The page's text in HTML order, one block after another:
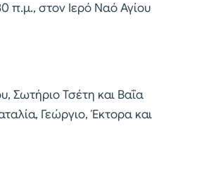
π.μ., στον Ιερό Ναό Αγίου
Σωτήριο Τσέτη και Βαΐα
Γεώργιο, Έκτορα και